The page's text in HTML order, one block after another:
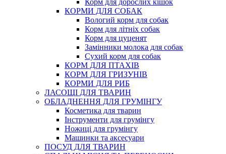
Корм для дорослих кішок
КОРМИ ДЛЯ СОБАК
Вологий корм для собак
Корм для літніх собак
Корм для цуценят
Замінники молока для собак
Сухий корм для собак
КОРМ ДЛЯ ПТАХІВ
КОРМ ДЛЯ ГРИЗУНІВ
КОРМИ ДЛЯ РИБ
ЛАСОЩІ ДЛЯ ТВАРИН
ОБЛАДНЕННЯ ДЛЯ ГРУМІНГУ
Косметика для тварин
Інструменти для грумінгу
Ножиці для грумінгу
Машинки та аксесуари
ПОСУД ДЛЯ ТВАРИН